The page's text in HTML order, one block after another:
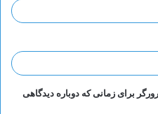
برای زمانی که دوباره دیدگاهی